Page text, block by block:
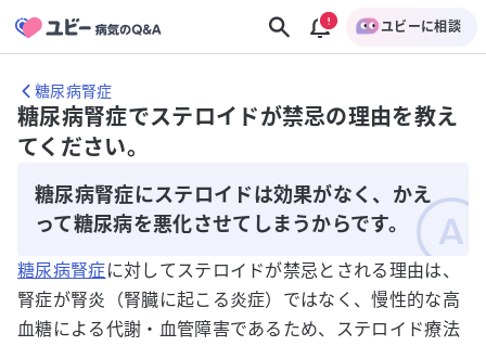
ユビーに相談
糖尿病腎症
糖尿病腎症でステロイドが禁忌の理由を教え
てください。
糖尿病腎症にステロイドは効果がなく、かえ
って糖尿病を悪化させてしまうからです。
糖尿病腎症に対してステロイドが禁忌とされる理由は、
腎症が腎炎（腎臓に起こる炎症）ではなく、慢性的な高
血糖による代謝・血管障害であるため、ステロイド療法